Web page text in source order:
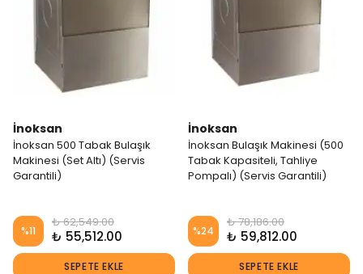
İnoksan
İnoksan 500 Tabak Bulaşık
Makinesi (Set Altı) (Servis
Garantili)
%11
₺ 62,549.00
₺ 55,512.00
SEPETE EKLE
İnoksan
İnoksan Bulaşık Makinesi (500
Tabak Kapasiteli, Tahliye
Pompalı) (Servis Garantili)
%24
₺ 78,186.00
₺ 59,812.00
SEPETE EKLE